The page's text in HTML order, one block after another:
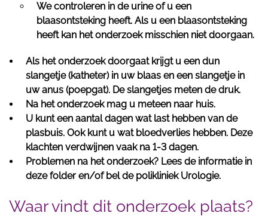
We controleren in de urine of u een
blaasontsteking heeft. Als u een blaasontsteking
heeft kan het onderzoek misschien niet doorgaan.
Als het onderzoek doorgaat krijgt u een dun
slangetje (katheter) in uw blaas en een slangetje in
uw anus (poepgat). De slangetjes meten de druk.
Na het onderzoek mag u meteen naar huis.
U kunt een aantal dagen wat last hebben van de
plasbuis. Ook kunt u wat bloedverlies hebben. Deze
klachten verdwijnen vaak na 1-3 dagen.
Problemen na het onderzoek? Lees de informatie in
deze folder en/of bel de polikliniek Urologie.
Waar vindt dit onderzoek plaats?